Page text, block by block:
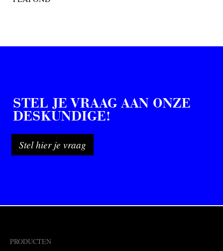
STEL JE VRAAG AAN ONZE
DESKUNDIGE!
Stel hier je vraag
PRODUCTEN